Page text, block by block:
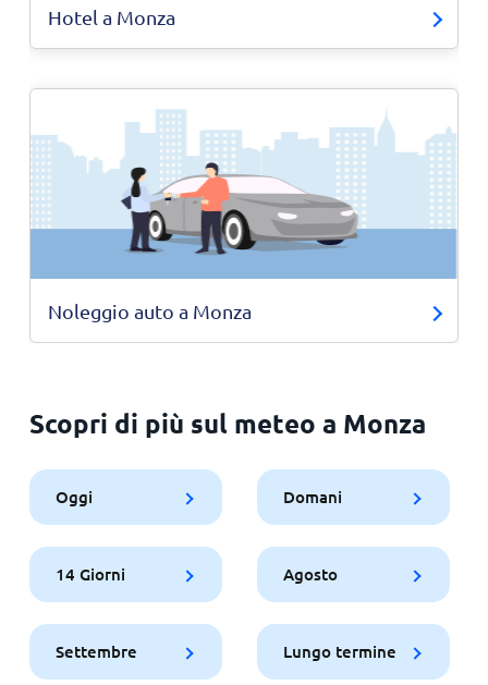
Hotel a Monza
Noleggio auto a Monza
Scopri di più sul meteo a Monza
Oggi Domani
14 Giorni Agosto
Settembre Lungo termine